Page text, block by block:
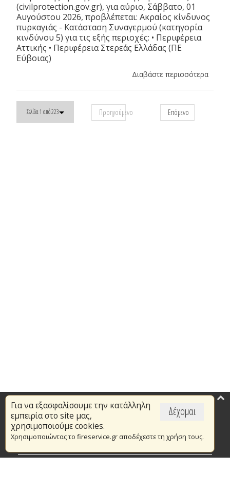
(civilprotection.gov.gr), για αύριο, Σάββατο, 01
Αυγούστου 2026, προβλέπεται: Ακραίος κίνδυνος
πυρκαγιάς - Κατάσταση Συναγερμού (κατηγορία
κινδύνου 5) για τις εξής περιοχές: • Περιφέρεια
Αττικής • Περιφέρεια Στερεάς Ελλάδας (ΠΕ
Εύβοιας)
Διαβάστε περισσότερα
Σελίδα 1 από 223 Προηγούμενο Επόμενο
Δέχομαι
Για να εξασφαλίσουμε την κατάλληλη
εμπειρία στο site μας,
χρησιμοποιούμε cookies.
Χρησιμοποιώντας το fireservice.gr αποδέχεστε τη χρήση τους.
Επικαιρότητα
Το Πυροσβεστικό Σώμα